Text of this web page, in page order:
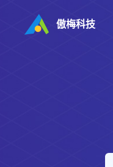
傲梅科技